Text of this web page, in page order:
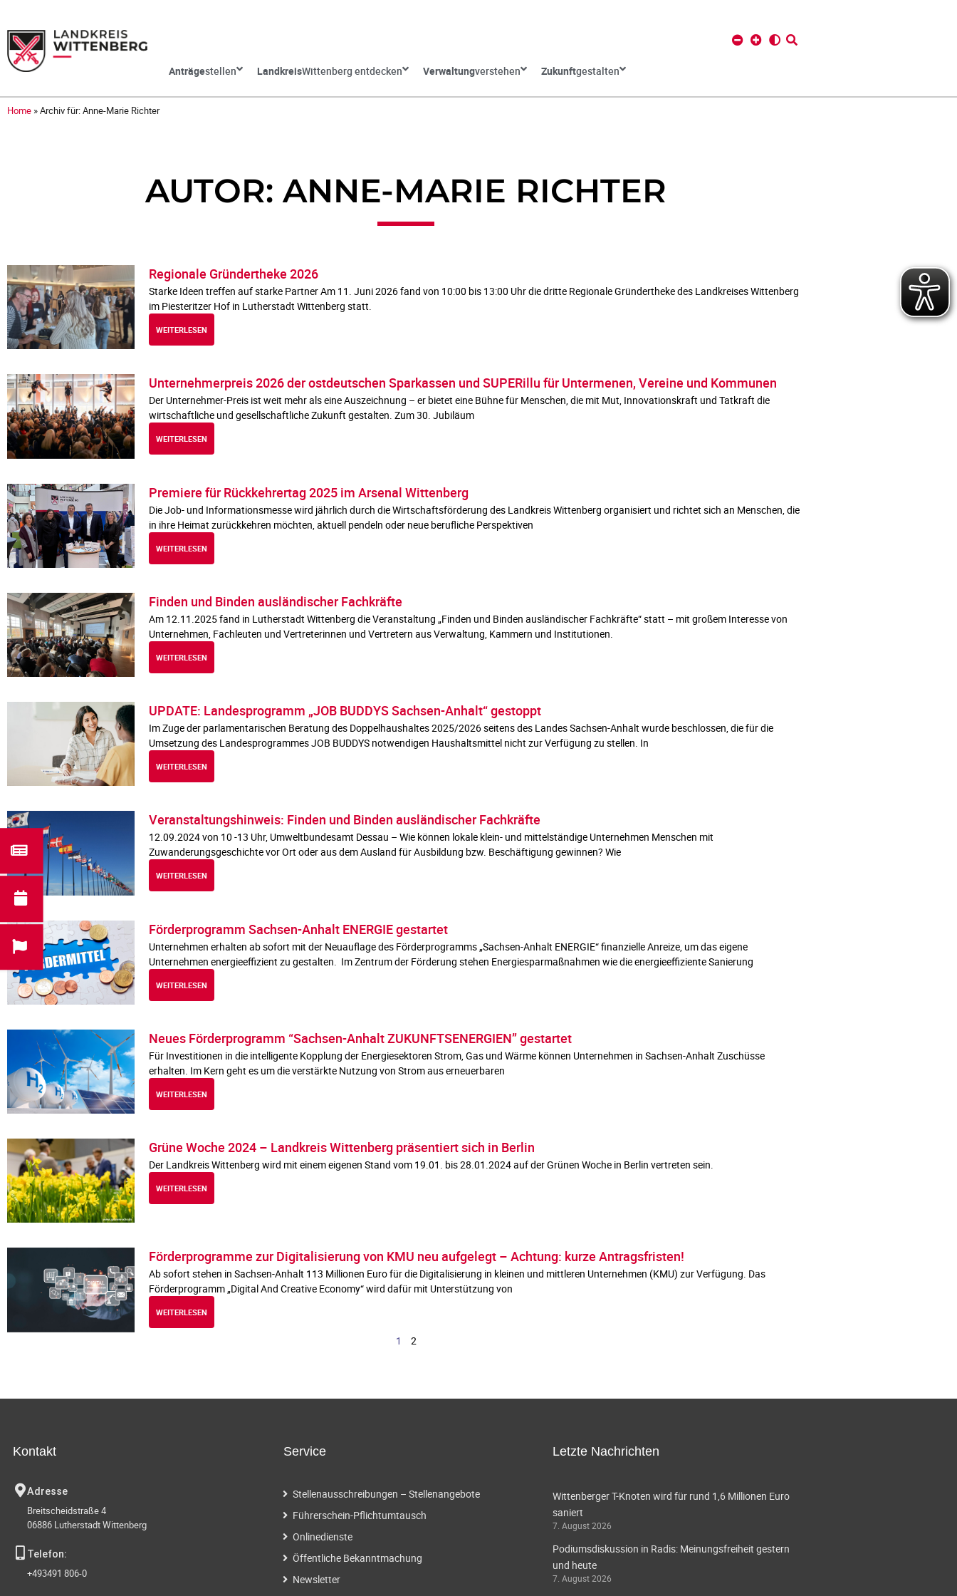
Anträgestellen LandkreisWittenberg entdecken Verwaltungverstehen Zukunftgestalten
Home »Archiv für: Anne-Marie Richter
AUTOR: ANNE-MARIE RICHTER
Regionale Gründertheke 2026
Starke Ideen treffen auf starke Partner Am 11. Juni 2026 fand von 10:00 bis 13:00 Uhr die dritte Regionale Gründertheke des Landkreises Wittenberg
im Piesteritzer Hof in Lutherstadt Wittenberg statt.
WEITERLESEN
Unternehmerpreis 2026 der ostdeutschen Sparkassen und SUPERillu für Untermenen, Vereine und Kommunen
Der Unternehmer-Preis ist weit mehr als eine Auszeichnung – er bietet eine Bühne für Menschen, die mit Mut, Innovationskraft und Tatkraft die
wirtschaftliche und gesellschaftliche Zukunft gestalten. Zum 30. Jubiläum
WEITERLESEN
Premiere für Rückkehrertag 2025 im Arsenal Wittenberg
Die Job- und Informationsmesse wird jährlich durch die Wirtschaftsförderung des Landkreis Wittenberg organisiert und richtet sich an Menschen, die
in ihre Heimat zurückkehren möchten, aktuell pendeln oder neue berufliche Perspektiven
WEITERLESEN
Finden und Binden ausländischer Fachkräfte
Am 12.11.2025 fand in Lutherstadt Wittenberg die Veranstaltung „Finden und Binden ausländischer Fachkräfte“ statt – mit großem Interesse von
Unternehmen, Fachleuten und Vertreterinnen und Vertretern aus Verwaltung, Kammern und Institutionen.
WEITERLESEN
UPDATE: Landesprogramm „JOB BUDDYS Sachsen-Anhalt“ gestoppt
Im Zuge der parlamentarischen Beratung des Doppelhaushaltes 2025/2026 seitens des Landes Sachsen-Anhalt wurde beschlossen, die für die
Umsetzung des Landesprogrammes JOB BUDDYS notwendigen Haushaltsmittel nicht zur Verfügung zu stellen. In
WEITERLESEN
Veranstaltungshinweis: Finden und Binden ausländischer Fachkräfte
12.09.2024 von 10 -13 Uhr, Umweltbundesamt Dessau – Wie können lokale klein- und mittelständige Unternehmen Menschen mit
Zuwanderungsgeschichte vor Ort oder aus dem Ausland für Ausbildung bzw. Beschäftigung gewinnen? Wie
WEITERLESEN
Förderprogramm Sachsen-Anhalt ENERGIE gestartet
Unternehmen erhalten ab sofort mit der Neuauflage des Förderprogramms „Sachsen-Anhalt ENERGIE“ finanzielle Anreize, um das eigene
Unternehmen energieeffizient zu gestalten. Im Zentrum der Förderung stehen Energiesparmaßnahmen wie die energieeffiziente Sanierung
WEITERLESEN
Neues Förderprogramm “Sachsen-Anhalt ZUKUNFTSENERGIEN” gestartet
Für Investitionen in die intelligente Kopplung der Energiesektoren Strom, Gas und Wärme können Unternehmen in Sachsen-Anhalt Zuschüsse
erhalten. Im Kern geht es um die verstärkte Nutzung von Strom aus erneuerbaren
WEITERLESEN
Grüne Woche 2024 – Landkreis Wittenberg präsentiert sich in Berlin
Der Landkreis Wittenberg wird mit einem eigenen Stand vom 19.01. bis 28.01.2024 auf der Grünen Woche in Berlin vertreten sein.
WEITERLESEN
Förderprogramme zur Digitalisierung von KMU neu aufgelegt – Achtung: kurze Antragsfristen!
Ab sofort stehen in Sachsen-Anhalt 113 Millionen Euro für die Digitalisierung in kleinen und mittleren Unternehmen (KMU) zur Verfügung. Das
Förderprogramm „Digital And Creative Economy“ wird dafür mit Unterstützung von
WEITERLESEN
1 2
Kontakt
Adresse
Breitscheidstraße 4
06886 Lutherstadt Wittenberg
Telefon:
+493491 806-0
Service
Stellenausschreibungen – Stellenangebote
Führerschein-Pflichtumtausch
Onlinedienste
Öffentliche Bekanntmachung
Newsletter
Letzte Nachrichten
Wittenberger T-Knoten wird für rund 1,6 Millionen Euro
saniert
7. August 2026
Podiumsdiskussion in Radis: Meinungsfreiheit gestern
und heute
7. August 2026